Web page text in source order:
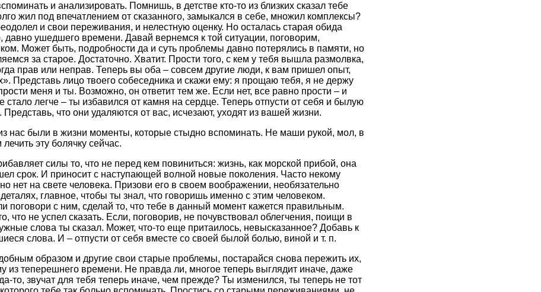
и анализировать. Помнишь, в детстве кто-то из близких сказал тебе
жил под впечатлением от сказанного, замыкался в себе, множил комплексы?
и свои переживания, и нелестную оценку. Но осталась старая обида
давно ушедшего времени. Давай вернемся к той ситуации, поговорим,
Может быть, подробности да и суть проблемы давно потерялись в памяти, но
за старое. Достаточно. Хватит. Прости того, с кем у тебя вышла размолвка,
прав или неправ. Теперь вы оба – совсем другие люди, к вам пришел опыт,
Представь лицо твоего собеседника и скажи ему: я прощаю тебя, я не держу
меня и ты. Возможно, он ответит тем же. Если нет, все равно прости – и
стало легче – ты избавился от камня на сердце. Теперь отпусти от себя и былую
Представь, что они удаляются от вас, исчезают, уходят из вашей жизни.
нас были в жизни моменты, которые стыдно вспоминать. Не маши рукой, мол, в
эту болячку сейчас.
силы то, что не перед кем повиниться: жизнь, как морской прибой, она
срок. И приносит с наступающей волной новые поколения. Часто некому
нет на свете человека. Призови его в своем воображении, необязательно
главное, чтобы ты знал, что говоришь именно с этим человеком.
поговори с ним, сделай то, что тебе в данный момент кажется правильным.
что не успел сказать. Если, поговорив, не почувствовал облегчения, поищи в
слова ты сказал. Может, что-то еще притаилось, невысказанное? Добавь к
слова. И – отпусти от себя вместе со своей былой болью, виной и т. п.
образом и другие свои старые проблемы, постарайся снова пережить их,
из теперешнего времени. Не правда ли, многое теперь выглядит иначе, даже
то, звучат для тебя теперь иначе, чем прежде? Ты изменился, ты теперь не тот